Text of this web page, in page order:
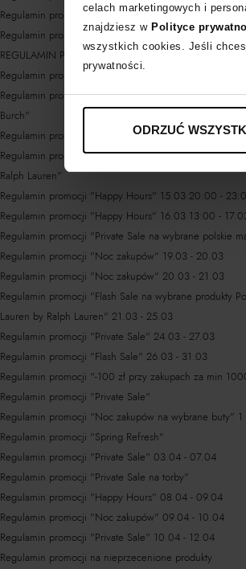
celach marketingowych i
znajdziesz w Polityce
wszystkich cookies. Jeśli
prywatności.
ODRZUĆ
Regulamin promocji "Women's Day"
Regulamin promocji "Women's Day -15% z kodem
REGULAMIN PROMOCJI „Dolce & Gabbana -
Regulamin promocji Noc zakupów na wybrane kosmetyki
Regulamin promocji "Private Sale na produkty Dolce &
Burch"
Regulamin promocji "Private Sale na buty i torby"
Regulamin promocji "Noc zakupów na produkty Polo
Ralph Lauren"
Regulamin promocji "Happy Hours" 15.03 20:00 -
Regulamin promocji "Happy Hours" 16.03 13:00 -
Regulamin promocji "Private Sale na wybrane polskie
Regulamin promocji "Noc zakupów" 19.03 - 20.03
Regulamin promocji "Noc zakupów" 20.03 - 21.03
Regulamin promocji "Flash Sale na wybrane produkty
Lauren by Ralph Lauren" 21.03 - 25.03
Regulamin promocji "Private Sale" 24.03 - 27.03
Regulamin promocji "Flash Sale" 26.03 - 31.03
Regulamin promocji "-100 zł przy zakupach za min
Regulamin promocji "Private Sale"
Regulamin promocji "Noc zakupów na wybrane buty" 1
Regulamin promocji "Spring Refresh"
Regulamin promocji "Private Sale" 03.04 - 07.04
Regulamin promocji "Private Sale na torby"
Regulamin promocji "Happy Hours" 08.04 - 09.04
Regulamin promocji "Noc zakupów" 09.04 - 10.04
Regulamin promocji "Private Sale" 10.04 - 12.04
Regulamin promocji na nieprzecenione produkty